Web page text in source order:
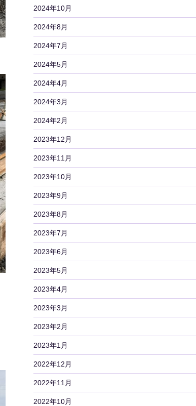
2024年10月
2024年8月
2024年7月
2024年5月
2024年4月
2024年3月
2024年2月
2023年12月
2023年11月
2023年10月
2023年9月
2023年8月
2023年7月
2023年6月
2023年5月
2023年4月
2023年3月
2023年2月
2023年1月
2022年12月
2022年11月
2022年10月